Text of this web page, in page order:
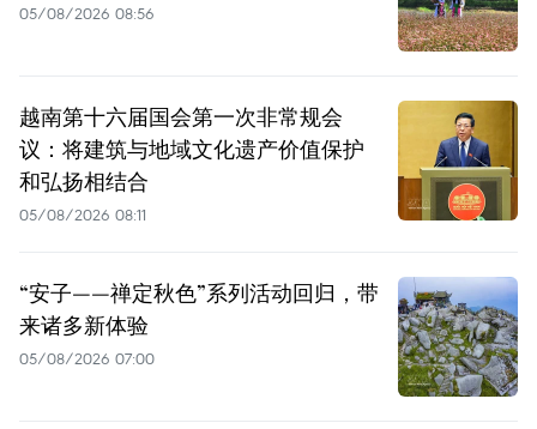
05/08/2026 08:56
越南第十六届国会第一次非常规会
议：将建筑与地域文化遗产价值保护
和弘扬相结合
05/08/2026 08:11
“安子——禅定秋色”系列活动回归，带
来诸多新体验
05/08/2026 07:00